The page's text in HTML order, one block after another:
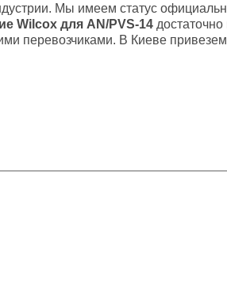
Мы имеем статус
Wilcox для AN/PVS-14
перевозчиками. В Киеве